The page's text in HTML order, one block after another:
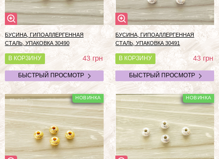
БУСИНА, ГИПОАЛЛЕРГЕННАЯ
СТАЛЬ, УПАКОВКА 30490
В КОРЗИНУ 43грн
БЫСТРЫЙ ПРОСМОТР
БУСИНА, ГИПОАЛЛЕРГЕННАЯ
СТАЛЬ, УПАКОВКА 30491
В КОРЗИНУ 43 грн
БЫСТРЫЙ ПРОСМОТР